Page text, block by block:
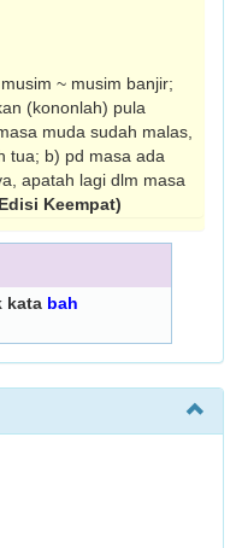
~ musim banjir;
(kononlah) pula
muda sudah malas,
tua; b) pd masa ada
apatah lagi dlm masa
Keempat)
kata bah